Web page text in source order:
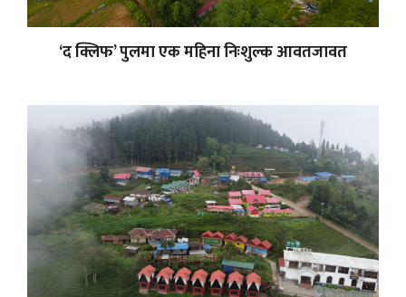
‘द क्लिफ’ पुलमा एक महिना निःशुल्क आवतजावत